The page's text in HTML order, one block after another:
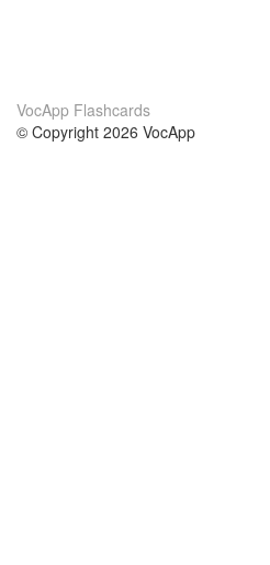
VocApp Flashcards
© Copyright 2026 VocApp